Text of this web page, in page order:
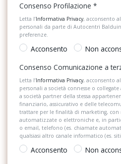
Sospensioni
Spoiler
Start & Stop
Trazione integrale
Radio mmi plus con mmi touch
Regolatore di velocità con
Ricezione radio digitale
Sensore luci pioggia
Serbatoio di carburante da 63 l
Servosterzo progressivo
Sistema di ancoraggio isofix
posteriore (sedili laterali)
Consenso Profilazione *
Letta l’Informativa Privacy, acconsento
personali da parte di Autocentri
preferenze.
Acconsento
Non
Consenso Comunicazione a
Letta l’Informativa Privacy, acconsento
personali a società connesse o
a società partner della stessa
finanziario, assicurativo e delle
trattare per le finalità di marketing, con
automatizzate o elettroniche e, in
o email, telefono (es. chiamate
qualsiasi altro canale informatico (es.
Acconsento Non